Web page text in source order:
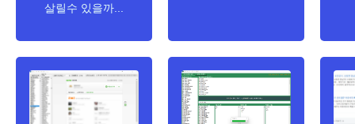
살릴수 있을까...